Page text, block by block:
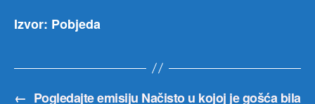
Izvor: Pobjeda
← Pogledajte emisiju Načisto u kojoj je gošća bila